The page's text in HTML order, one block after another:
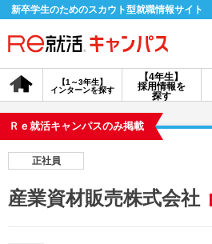
新卒学生のためのスカウト型就職情報サイト
【4年生】
採用情報を
探す
【1～3年生】
インターンを探す
会員登録
探す
Ｒｅ就活キャンパスのみ掲載
正社員
産業資材販売株式会社